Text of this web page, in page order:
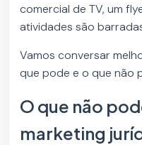
comercial de TV, um
atividades são
Vamos conversar
que pode e o que não
O que não
marketing